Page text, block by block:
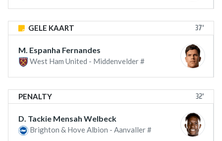
GELE KAART 37'
M. Espanha Fernandes
West Ham United - Middenvelder #
PENALTY 32'
D. Tackie Mensah Welbeck
Brighton & Hove Albion - Aanvaller #